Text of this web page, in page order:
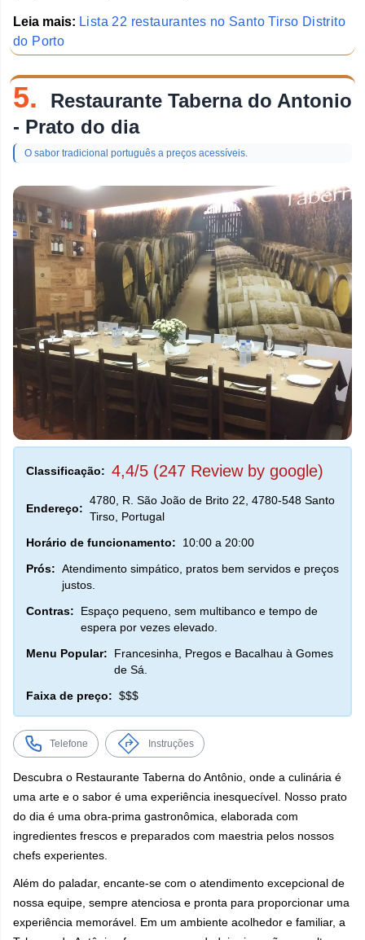
Leia mais: Lista 22 restaurantes no Santo Tirso Distrito
do Porto
5.
Restaurante Taberna do Antonio
- Prato do dia
O sabor tradicional português a preços acessíveis.
Classificação: 4,4/5 (247 Review by google)
Endereço:
4780, R. São João de Brito 22, 4780-548 Santo
Tirso, Portugal
Horário de funcionamento:
10:00 a 20:00
Prós: Atendimento simpático, pratos bem servidos e preços
justos.
Contras:
Espaço pequeno, sem multibanco e tempo de
espera por vezes elevado.
Menu Popular:
Francesinha, Pregos e Bacalhau à Gomes
de Sá.
Faixa de preço: $$$
Telefone Instruções
Descubra o Restaurante Taberna do Antônio, onde a culinária é
uma arte e o sabor é uma experiência inesquecível. Nosso prato
do dia é uma obra-prima gastronômica, elaborada com
ingredientes frescos e preparados com maestria pelos nossos
chefs experientes.
Além do paladar, encante-se com o atendimento excepcional de
nossa equipe, sempre atenciosa e pronta para proporcionar uma
experiência memorável. Em um ambiente acolhedor e familiar, a